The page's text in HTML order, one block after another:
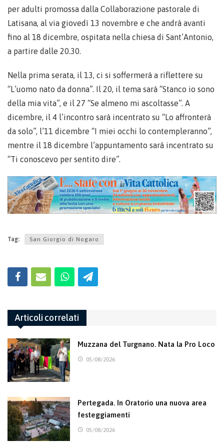
per adulti promossa dalla Collaborazione pastorale di
Latisana, al via giovedì 13 novembre e che andrà avanti
fino al 18 dicembre, ospitata nella chiesa di Sant’Antonio,
a partire dalle 20.30.
Nella prima serata, il 13, ci si soffermerà a riflettere su
“L’uomo nato da donna”. Il 20, il tema sarà “Stanco io sono
della mia vita”, e il 27 “Se almeno mi ascoltasse”. A
dicembre, il 4 l’incontro sarà incentrato su “Lo affronterà
da solo”, l’11 dicembre “I miei occhi lo contempleranno”,
mentre il 18 dicembre l’appuntamento sarà incentrato su
“Ti conoscevo per sentito dire”.
Tag: San Giorgio di Nogaro
Articoli correlati
Muzzana del Turgnano. Nata la Pro Loco
05/08/2026
Pertegada. In Oratorio una nuova area
festeggiamenti
05/08/2026